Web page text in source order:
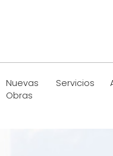
Nuevas
Obras
Servicios